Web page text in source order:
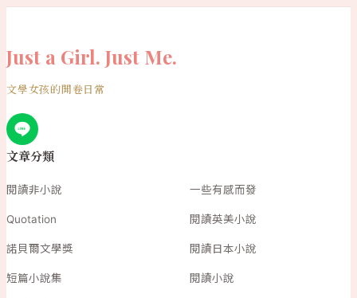
Just a Girl. Just Me.
文學女孩的開卷日常
文章分類
閱讀非小說 一些有感而發
Quotation 閱讀英美小說
諾貝爾文學獎 閱讀日本小說
短篇小說集 閱讀小說